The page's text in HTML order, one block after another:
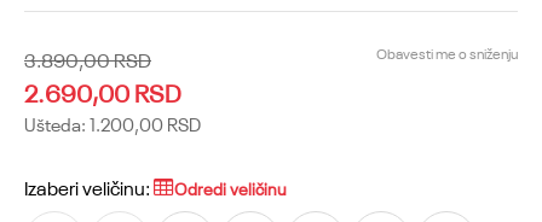
3.890,00RSD
2.690,00RSD
Ušteda: 1.200,00 RSD
Obavesti me o sniženju
Izaberi veličinu: Odredi veličinu